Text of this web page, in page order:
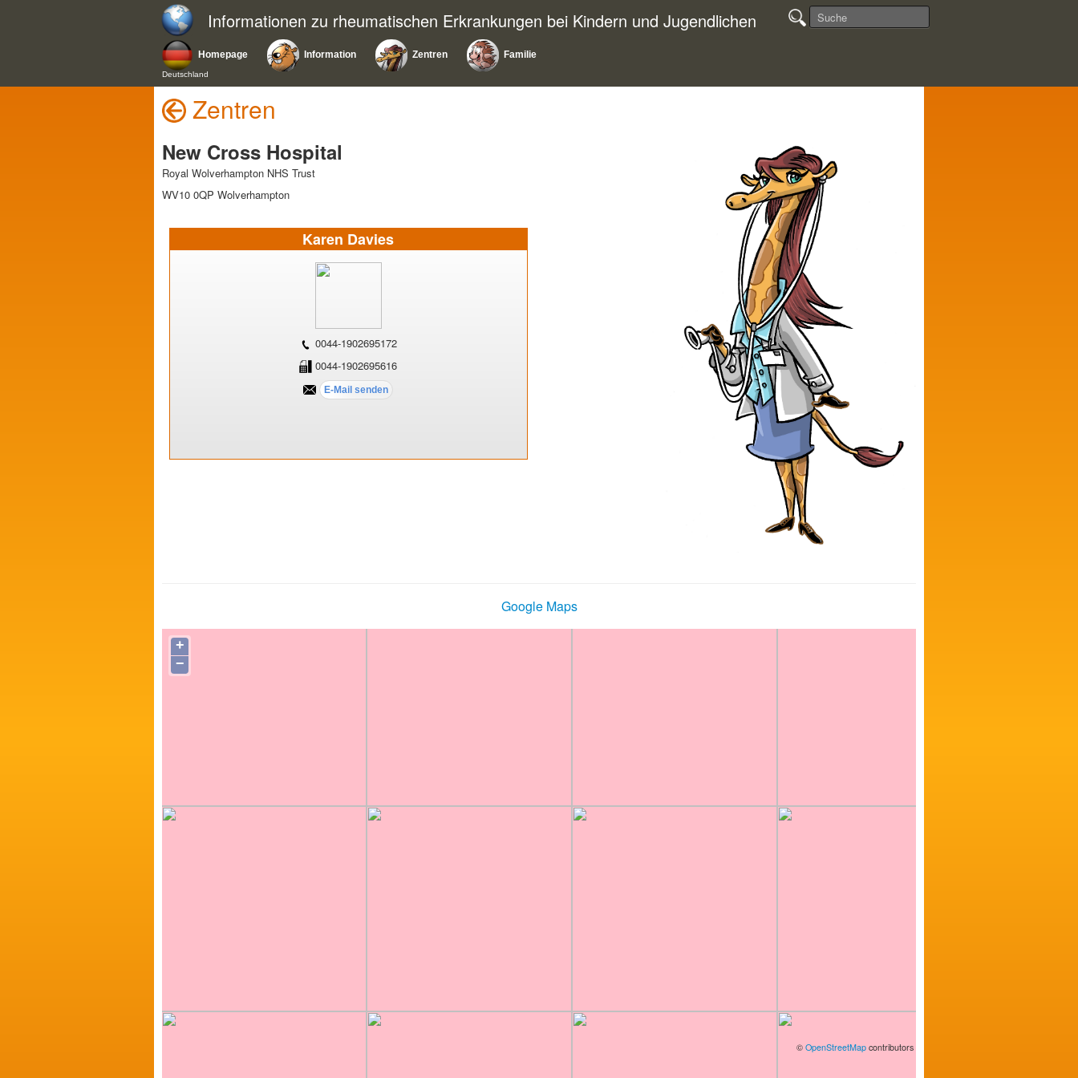
Informationen zu rheumatischen Erkrankungen bei Kindern und Jugendlichen
Homepage
Deutschland
Information Zentren Familie
Zentren
New Cross Hospital
Royal Wolverhampton NHS Trust
WV10 0QP Wolverhampton
Karen Davies
0044-1902695172
0044-1902695616
Google Maps
+
−
© OpenStreetMap contributors